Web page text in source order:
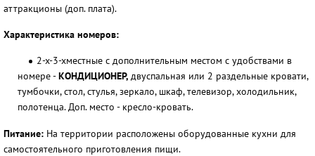
аттракционы (доп. плата).
Характеристика номеров:
2-х-3-хместные с дополнительным местом с удобствами в
номере -КОНДИЦИОНЕР, двуспальная или 2 раздельные кровати,
тумбочки, стол, стулья, зеркало, шкаф, телевизор, холодильник,
полотенца. Доп. место - кресло-кровать.
Питание: На территории расположены оборудованные кухни для
самостоятельного приготовления пищи.